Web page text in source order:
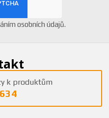
osobních údajů.
k produktům